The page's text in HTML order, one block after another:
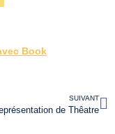
Book
SUIVANT
de Thêatre